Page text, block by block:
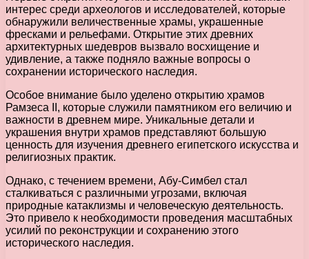
интерес среди археологов и исследователей, которые
обнаружили величественные храмы, украшенные
фресками и рельефами. Открытие этих древних
архитектурных шедевров вызвало восхищение и
удивление, а также подняло важные вопросы о
сохранении исторического наследия.
Особое внимание было уделено открытию храмов
Рамзеса II, которые служили памятником его величию и
важности в древнем мире. Уникальные детали и
украшения внутри храмов представляют большую
ценность для изучения древнего египетского искусства и
религиозных практик.
Однако, с течением времени, Абу-Симбел стал
сталкиваться с различными угрозами, включая
природные катаклизмы и человеческую деятельность.
Это привело к необходимости проведения масштабных
усилий по реконструкции и сохранению этого
исторического наследия.